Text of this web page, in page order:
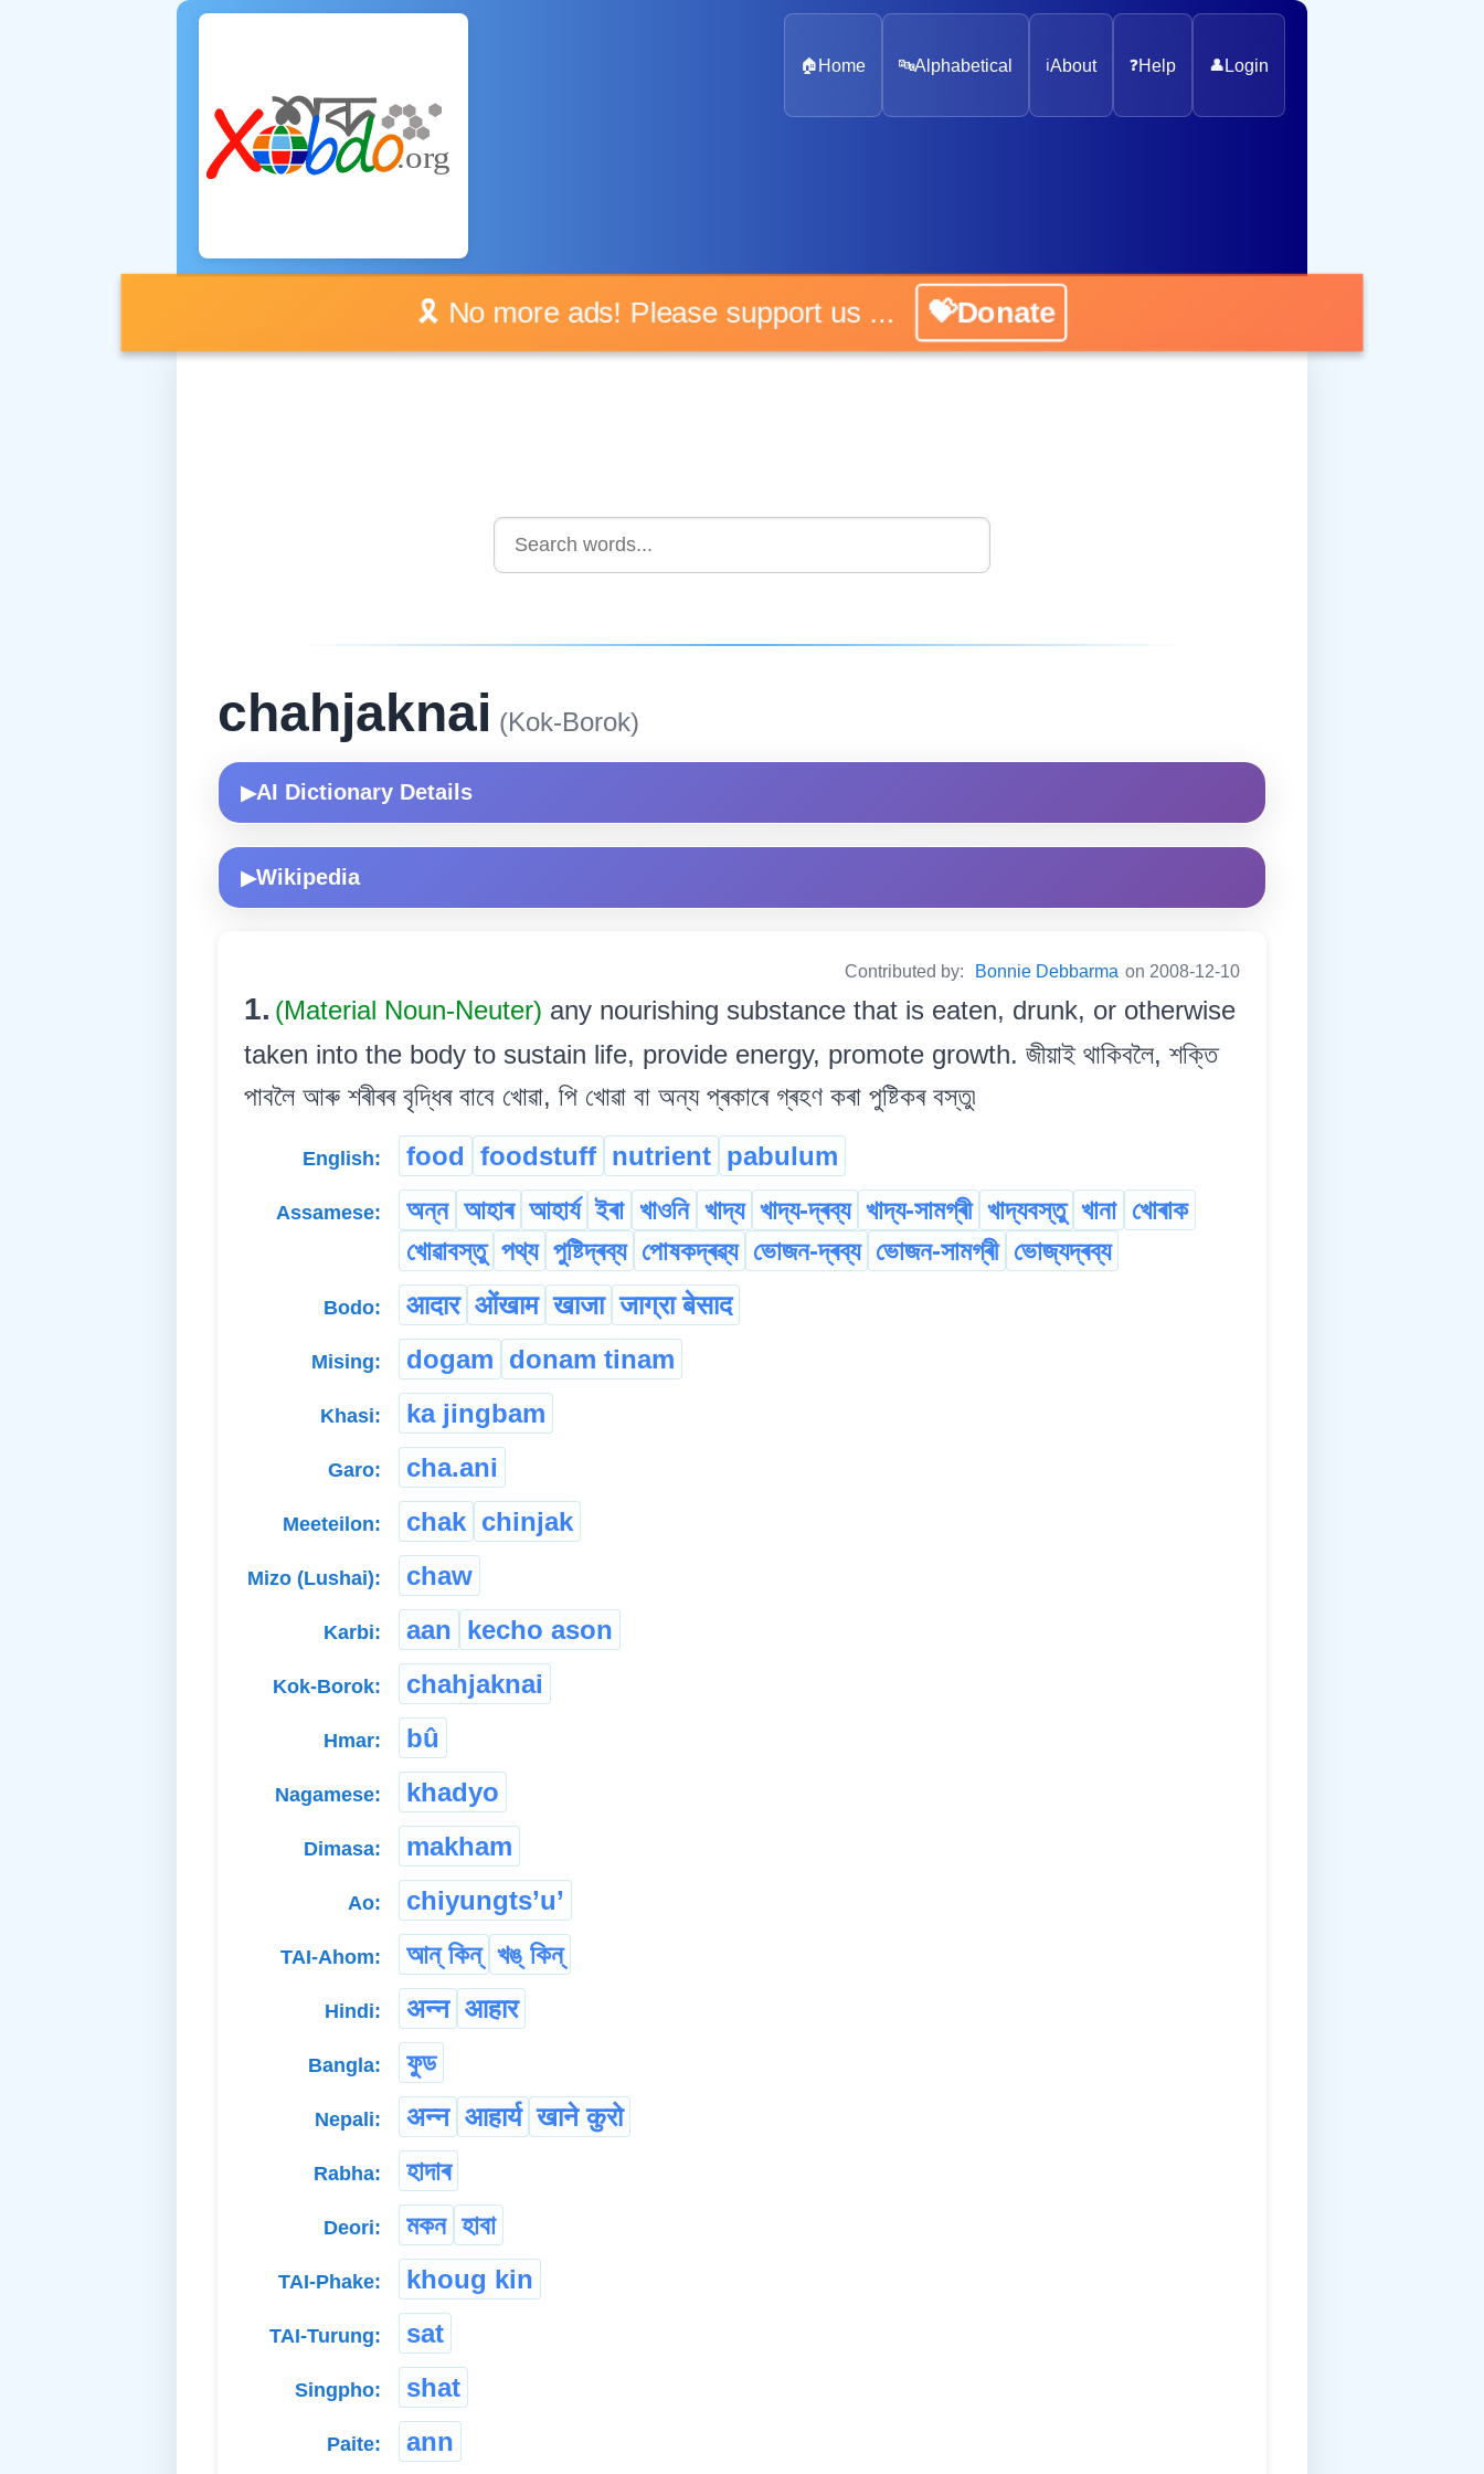
🏠 Home 🔤Alphabetical ℹ️About ❓Help 👤 Login
🎗️ No more ads! Please support us ... 💝Donate
chahjaknai (Kok-Borok)
▶AI Dictionary Details
▶Wikipedia
Contributed by: Bonnie Debbarma on 2008-12-10
1. (Material Noun-Neuter) any nourishing substance that is eaten, drunk, or otherwise
taken into the body to sustain life, provide energy, promote growth. জীয়াই থাকিবলৈ, শক্তি
পাবলৈ আৰু শৰীৰৰ বৃদ্ধিৰ বাবে খোৱা, পি খোৱা বা অন্য প্ৰকাৰে গ্ৰহণ কৰা পুষ্টিকৰ বস্তু৷
English: food foodstuff nutrient pabulum
Assamese: অন্ন আহাৰ আহাৰ্য ইৰা খাওনি খাদ্য খাদ্য-দ্ৰব্য খাদ্য-সামগ্ৰী খাদ্যবস্তু খানা খোৰাক
খোৱাবস্তু পথ্য পুষ্টিদ্ৰব্য পোষকদ্ৰৱ্য ভোজন-দ্ৰব্য ভোজন-সামগ্ৰী ভোজ্যদ্ৰব্য
Bodo: आदार ओंखाम खाजा जाग्रा बेसाद
Mising: dogam donam tinam
Khasi: ka jingbam
Garo: cha.ani
Meeteilon: chak chinjak
Mizo (Lushai): chaw
Karbi: aan kecho ason
Kok-Borok: chahjaknai
Hmar: bû
Nagamese: khadyo
Dimasa: makham
Ao: chiyungts’u’
TAI-Ahom: আন্ কিন্ খঙ্ কিন্
Hindi: अन्न आहार
Bangla: ফুড
Nepali: अन्न आहार्य खाने कुरो
Rabha: হাদাৰ
Deori: মকন হাবা
TAI-Phake: khoug kin
TAI-Turung: sat
Singpho: shat
Paite: ann